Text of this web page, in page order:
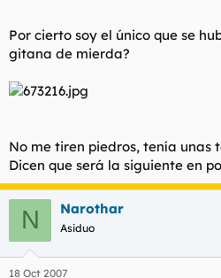
Por cierto soy el único que se
gitana de mierda?
No me tiren piedros, tenía unas
Dicen que será la siguiente en
N Narothar
Asiduo
18 Oct 2007